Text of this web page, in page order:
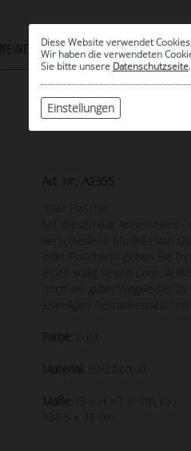
Diese Website verwendet
Wir haben die verwendeten
Sie bitte unsere Datenschutzseite.
Einstellungen
MEINE AUSWAHL
0
|
Art. Nr.: A2355
"Bier Flasche"
Mit diesen Bar Accessoires -
verschiedene Modelle von
oder Flaschen - geben Sie
einen völlig neuen Look.
noch ein guter Wegweiser zu
jeweiligen Getränkestationen!
Farbe: bunt
Material: Holz bemalt
Maße:
(B x H x T in cm, ca.)